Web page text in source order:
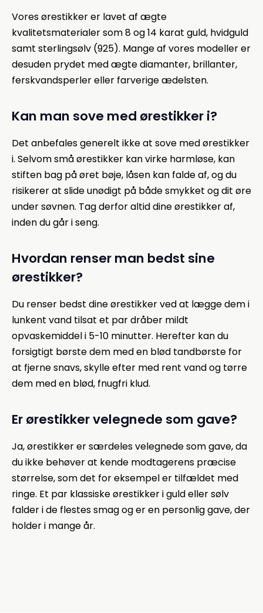
Vores ørestikker er lavet af ægte
kvalitetsmaterialer som 8 og 14 karat guld, hvidguld
samt sterlingsølv (925). Mange af vores modeller er
desuden prydet med ægte diamanter, brillanter,
ferskvandsperler eller farverige ædelsten.
Kan man sove med ørestikker i?
Det anbefales generelt ikke at sove med ørestikker
i. Selvom små ørestikker kan virke harmløse, kan
stiften bag på øret bøje, låsen kan falde af, og du
risikerer at slide unødigt på både smykket og dit øre
under søvnen. Tag derfor altid dine ørestikker af,
inden du går i seng.
Hvordan renser man bedst sine
ørestikker?
Du renser bedst dine ørestikker ved at lægge dem i
lunkent vand tilsat et par dråber mildt
opvaskemiddel i 5-10 minutter. Herefter kan du
forsigtigt børste dem med en blød tandbørste for
at fjerne snavs, skylle efter med rent vand og tørre
dem med en blød, fnugfri klud.
Er ørestikker velegnede som gave?
Ja, ørestikker er særdeles velegnede som gave, da
du ikke behøver at kende modtagerens præcise
størrelse, som det for eksempel er tilfældet med
ringe. Et par klassiske ørestikker i guld eller sølv
falder i de flestes smag og er en personlig gave, der
holder i mange år.